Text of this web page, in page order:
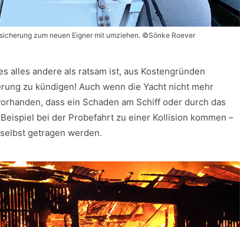
zum neuen Eigner mit umziehen. ©Sönke Roever
alles andere als ratsam ist, aus Kostengründen
zu kündigen! Auch wenn die Yacht nicht mehr
dass ein Schaden am Schiff oder durch das
bei der Probefahrt zu einer Kollision kommen –
getragen werden.